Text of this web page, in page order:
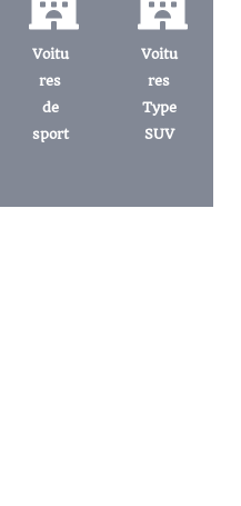
Voitu
res
de
sport
Voitu
res
Type
SUV